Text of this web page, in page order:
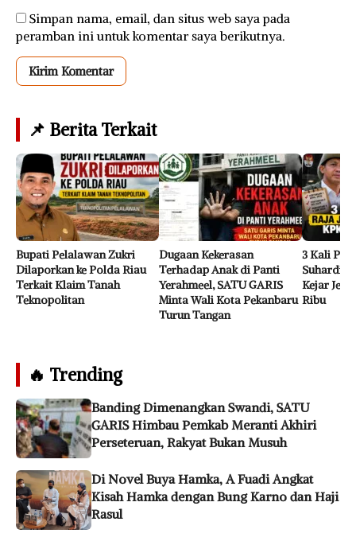
Simpan nama, email, dan situs web saya pada
peramban ini untuk komentar saya berikutnya.
📌 Berita Terkait
Bupati Pelalawan Zukri
Dilaporkan ke Polda Riau
Terkait Klaim Tanah
Teknopolitan
Dugaan Kekerasan
Terhadap Anak di Panti
Yerahmeel, SATU GARIS
Minta Wali Kota Pekanbaru
Turun Tangan
3 Kali
Kejar
Ribu
🔥 Trending
Banding Dimenangkan Swandi, SATU
GARIS Himbau Pemkab Meranti Akhiri
Perseteruan, Rakyat Bukan Musuh
Di Novel Buya Hamka, A Fuadi Angkat
Kisah Hamka dengan Bung Karno dan Haji
Rasul